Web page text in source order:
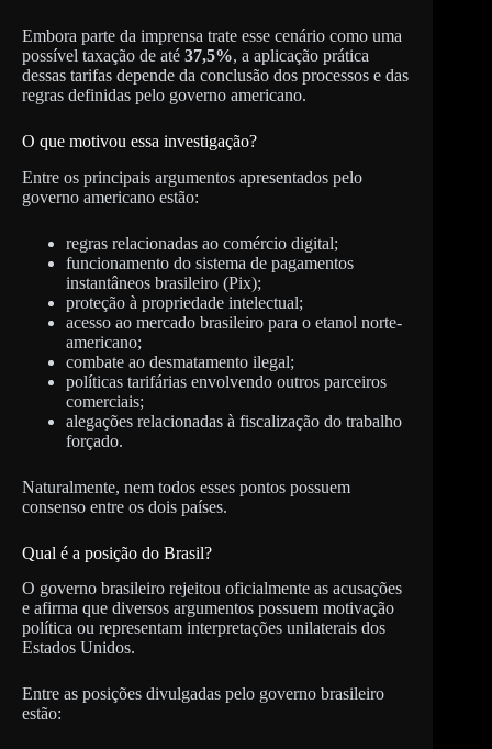
Embora parte da imprensa trate esse cenário como uma
possível taxação de até 37,5%, a aplicação prática
dessas tarifas depende da conclusão dos processos e das
regras definidas pelo governo americano.
O que motivou essa investigação?
Entre os principais argumentos apresentados pelo
governo americano estão:
regras relacionadas ao comércio digital;
funcionamento do sistema de pagamentos
instantâneos brasileiro (Pix);
proteção à propriedade intelectual;
acesso ao mercado brasileiro para o etanol norte-
americano;
combate ao desmatamento ilegal;
políticas tarifárias envolvendo outros parceiros
comerciais;
alegações relacionadas à fiscalização do trabalho
forçado.
Naturalmente, nem todos esses pontos possuem
consenso entre os dois países.
Qual é a posição do Brasil?
O governo brasileiro rejeitou oficialmente as acusações
e afirma que diversos argumentos possuem motivação
política ou representam interpretações unilaterais dos
Estados Unidos.
Entre as posições divulgadas pelo governo brasileiro
estão: